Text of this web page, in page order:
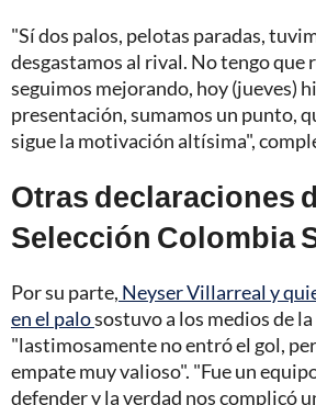
"Sí dos palos, pelotas paradas,
desgastamos al rival. No tengo que
seguimos mejorando, hoy (jueves)
presentación, sumamos un punto,
sigue la motivación altísima",
Otras declaraciones
Selección Colombia
Por su parte, Neyser Villarreal y
en el palosostuvo a los medios de la
"lastimosamente no entró el gol,
empate muy valioso". "Fue un
defender y la verdad nos complicó